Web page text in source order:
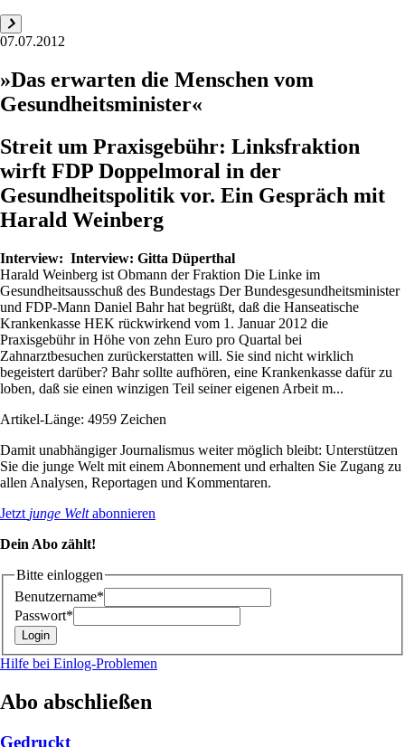
07.07.2012
»Das erwarten die Menschen vom
Gesundheitsminister«
Streit um Praxisgebühr: Linksfraktion
wirft FDP Doppelmoral in der
Gesundheitspolitik vor. Ein Gespräch mit
Harald Weinberg
Interview: Interview: Gitta Düperthal
Harald Weinberg ist Obmann der Fraktion Die Linke im
Gesundheitsausschuß des Bundestags Der Bundesgesundheitsminister
und FDP-Mann Daniel Bahr hat begrüßt, daß die Hanseatische
Krankenkasse HEK rückwirkend vom 1. Januar 2012 die
Praxisgebühr in Höhe von zehn Euro pro Quartal bei
Zahnarztbesuchen zurückerstatten will. Sie sind nicht wirklich
begeistert darüber? Bahr sollte aufhören, eine Krankenkasse dafür zu
loben, daß sie einen winzigen Teil seiner eigenen Arbeit m...
Artikel-Länge: 4959 Zeichen
Damit unabhängiger Journalismus weiter möglich bleibt: Unterstützen
Sie die junge Welt mit einem Abonnement und erhalten Sie Zugang zu
allen Analysen, Reportagen und Kommentaren.
Jetzt junge Weltabonnieren
Dein Abo zählt!
Bitte einloggen
Benutzername*
Passwort*
Hilfe bei Einlog-Problemen
Abo abschließen
Gedruckt